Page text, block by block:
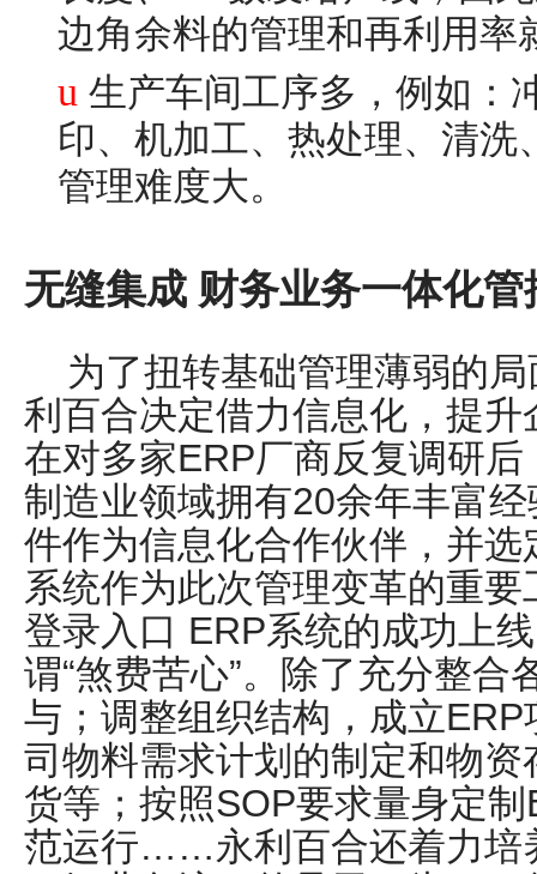
边角余料的管理和再利用率
u 生产车间工序多，例如：
印、机加工、热处理、清洗
管理难度大。
无缝集成 财务业务一体化管
为了扭转基础管理薄弱的局
利百合决定借力信息化，提
在对多家ERP厂商反复调研
制造业领域拥有20余年丰富
件作为信息化合作伙伴，并
系统作为此次管理变革的重
登录入口 ERP系统的成功上
谓“煞费苦心”。除了充分整合
与；调整组织结构，成立
司物料需求计划的制定和物
货等；按照SOP要求量身定
范运行……永利百合还着力培